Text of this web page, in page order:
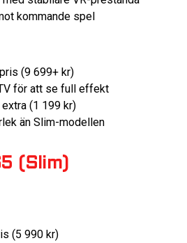
kommande spel
(9 699+ kr)
för att se full effekt
(1 199 kr)
än Slim-modellen
(Slim)
(5 990 kr)